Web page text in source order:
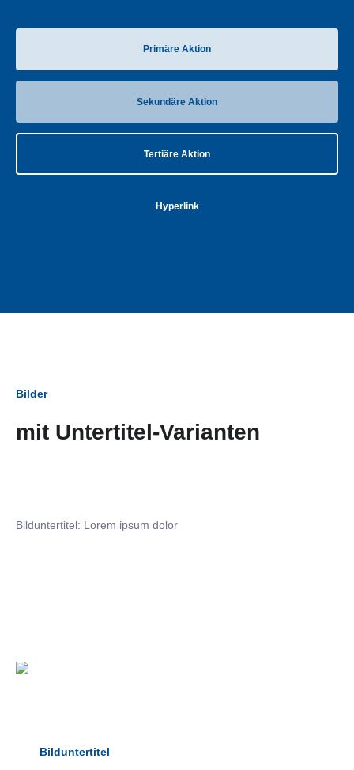
Primäre Aktion
Sekundäre Aktion
Tertiäre Aktion
Hyperlink
Bilder
mit Untertitel-Varianten
Bilduntertitel: Lorem ipsum dolor
Bilduntertitel